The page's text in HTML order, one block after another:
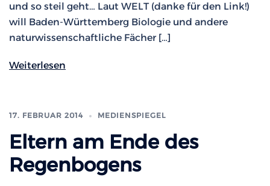
und so steil geht… Laut WELT (danke für den Link!)
will Baden-Württemberg Biologie und andere
naturwissenschaftliche Fächer […]
Weiterlesen
17. FEBRUAR 2014 MEDIENSPIEGEL
Eltern am Ende des
Regenbogens